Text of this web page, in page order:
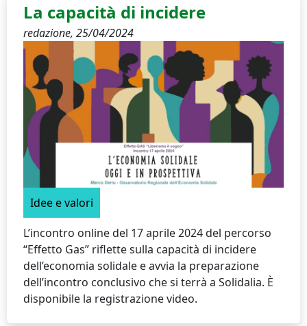
La capacità di incidere
redazione, 25/04/2024
Idee e valori
L’incontro online del 17 aprile 2024 del percorso
“Effetto Gas” riflette sulla capacità di incidere
dell’economia solidale e avvia la preparazione
dell’incontro conclusivo che si terrà a Solidalia. È
disponibile la registrazione video.